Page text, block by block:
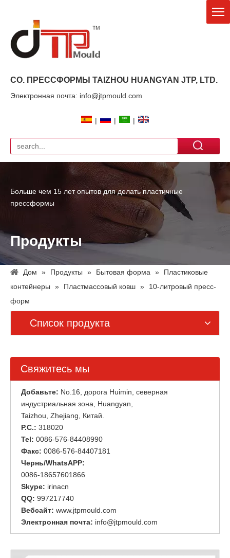
CO. ПРЕССФОРМЫ TAIZHOU HUANGYAN JTP, LTD.
Электронная почта: info@jtpmould.com
| | |
Больше чем 15 лет опытов для делать пластичные
прессформы
Продукты
Дом » Продукты » Бытовая форма »
Пластиковые
контейнеры
» Пластмассовый ковш »
10-литровый пресс-
форм
Список продукта
Свяжитесь мы
Добавьте: No.16, дорога Huimin, северная
индустриальная зона, Huangyan,
Taizhou, Zhejiang, Китай.
P.C.: 318020
Tel: 0086-576-84408990
Факс: 0086-576-84407181
Чернь/WhatsAPP:
0086-18657601866
Skype: irinacn
QQ: 997217740
Вебсайт: www.jtpmould.com
Электронная почта: info@jtpmould.com